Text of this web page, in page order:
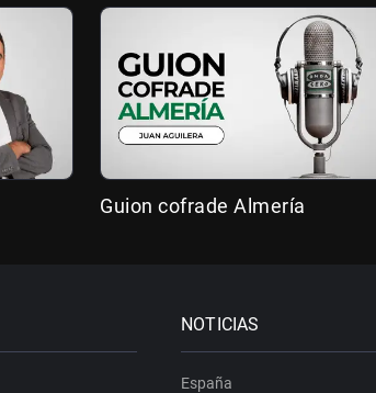
Guion cofrade Almería
NOTICIAS
España